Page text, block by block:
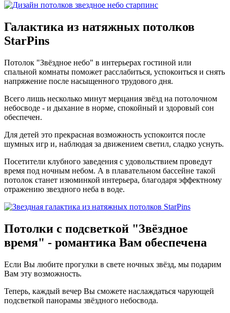
Галактика из натяжных потолков
StarPins
Потолок "Звёздное небо" в интерьерах гостиной или
спальной комнаты поможет расслабиться, успокоиться и снять
напряжение после насыщенного трудового дня.
Всего лишь несколько минут мерцания звёзд на потолочном
небосводе - и дыхание в норме, спокойный и здоровый сон
обеспечен.
Для детей это прекрасная возможность успокоится после
шумных игр и, наблюдая за движением светил, сладко уснуть.
Посетители клубного заведения с удовольствием проведут
время под ночным небом. А в плавательном бассейне такой
потолок станет изюминкой интерьера, благодаря эффектному
отражению звездного неба в воде.
Потолки с подсветкой "Звёздное
время" - романтика Вам обеспечена
Если Вы любите прогулки в свете ночных звёзд, мы подарим
Вам эту возможность.
Теперь, каждый вечер Вы сможете наслаждаться чарующей
подсветкой панорамы звёздного небосвода.